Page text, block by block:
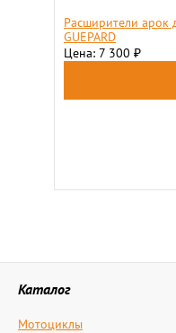
Расширители арок
GUEPARD
Цена: 7 300 ₽
Каталог
Мотоциклы